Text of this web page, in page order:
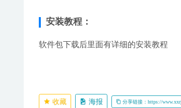
安装教程：
软件包下载后里面有详细的安装教程
收藏 海报 分享链接：https://